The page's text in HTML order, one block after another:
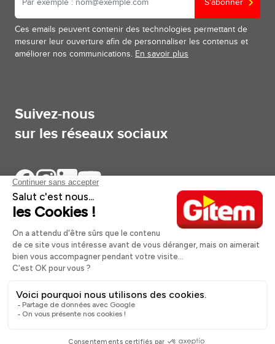
S'abonner
Ces emails peuvent contenir des technologies permettant de
mesurer leur ouverture afin de personnaliser les contenus et
améliorer nos communications. En savoir plus
Suivez-nous
sur les réseaux sociaux
Aides et informations
Services